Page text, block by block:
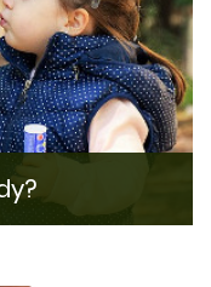
být zase fit?